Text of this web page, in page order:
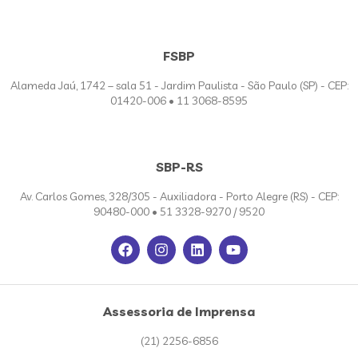
FSBP
Alameda Jaú, 1742 – sala 51 - Jardim Paulista - São Paulo (SP) - CEP:
01420-006 • 11 3068-8595
SBP-RS
Av. Carlos Gomes, 328/305 - Auxiliadora - Porto Alegre (RS) - CEP:
90480-000 • 51 3328-9270 / 9520
Assessoria de Imprensa
(21) 2256-6856